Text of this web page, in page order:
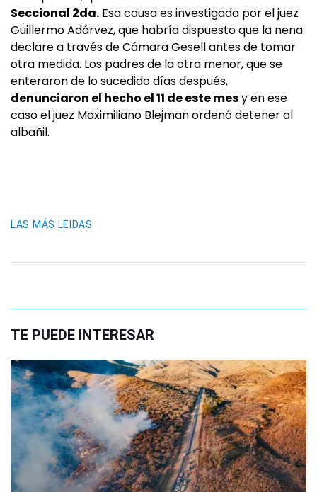
Seccional 2da. Esa causa es investigada por el juez
Guillermo Adárvez, que habría dispuesto que la nena
declare a través de Cámara Gesell antes de tomar
otra medida. Los padres de la otra menor, que se
enteraron de lo sucedido días después,
denunciaron el hecho el 11 de este mesy en ese
caso el juez Maximiliano Blejman ordenó detener al
albañil.
LAS MÁS LEIDAS
TE PUEDE INTERESAR